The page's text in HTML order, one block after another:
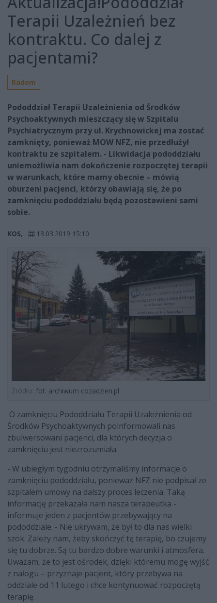
Terapii Uzależnień bez
kontraktu. Co dalej z
pacjentami?
Radom
Pododdział Terapii Uzależnienia od Środków
Psychoaktywnych mieszczący się w Szpitalu
Psychiatrycznym przy ul. Krychnowickej ma zostać
zamknięty, ponieważ MOW NFZ, nie przedłużył
kontraktu ze szpitalem. - Likwidacja pododdziału
uniemożliwia nam dokończenie rozpoczętej terapii
w warunkach, które mamy obecnie – mówią
oburzeni pacjenci, którzy obawiają się, że po
zamknięciu pododdziału będą pozostawieni sami
sobie.
KOS, 13.03.2019 15:10
Źródło: fot. archiwum cozadzien.pl
O zamknięciu Pododdziału Terapii Uzależnienia od
Środków Psychoaktywnych poinformowali nas
zbulwersowani pacjenci, dla których decyzja o
zamknięciu jest niezrozumiała.
- W ubiegłym tygodniu otrzymaliśmy informacje o
zamknięciu pododdziału, ponieważ NFZ nie podpisał ze
szpitalem umowy na dalszy proces leczenia. Taką
informację przekazała nam nasza terapeutka -
informuje jeden z pacjentów przebywający na
pododdziale. - Nie ukrywam, że był to dla nas wielki
szok. Zależy nam, żeby skończyć tę terapię, bo czujemy
się tu dobrze. Są tu bardzo dobre warunki i atmosfera.
Uważam, że to jest ośrodek, dzięki któremu mogę wyjść
z nałogu – przyznaje pacjent, który przebywa na
oddziale od 11 lutego i chce kontynuować rozpoczętą
terapię.